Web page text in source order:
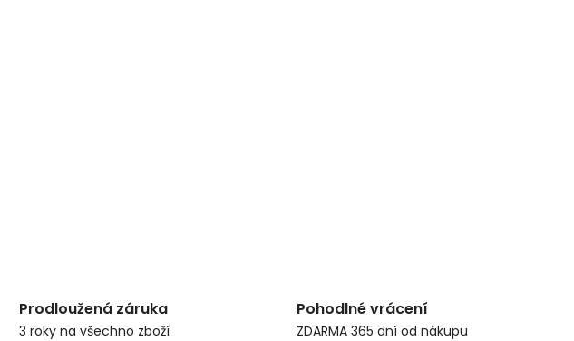
Prodloužená záruka
3 roky na všechno zboží
Pohodlné vrácení
ZDARMA 365 dní od nákupu